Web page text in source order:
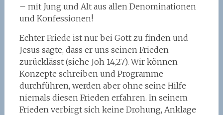
– mit Jung und Alt aus allen Denominationen
und Konfessionen!
Echter Friede ist nur bei Gott zu finden und
Jesus sagte, dass er uns seinen Frieden
zurücklässt (siehe Joh 14,27). Wir können
Konzepte schreiben und Programme
durchführen, werden aber ohne seine Hilfe
niemals diesen Frieden erfahren. In seinem
Frieden verbirgt sich keine Drohung, Anklage